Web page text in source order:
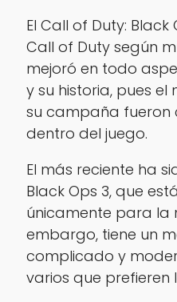
El Call of Duty:
Call of Duty según
mejoró en todo
y su historia, pues
su campaña fueron
dentro del juego.
El más reciente ha
Black Ops 3, que
únicamente para la
embargo, tiene un
complicado y
varios que prefieren